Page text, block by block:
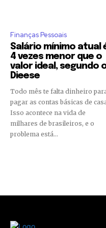
Finanças Pessoais
Salário mínimo atual
4 vezes menor que o
valor ideal, segundo
Dieese
Todo mês te falta dinheiro
pagar as contas básicas de
Isso acontece na vida de
milhares de brasileiros, e o
problema está...